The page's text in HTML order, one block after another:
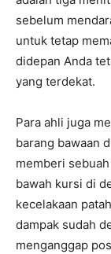
sebelum
untuk tetap
didepan Anda
yang terdekat.
Para ahli juga
barang bawaan
memberi sebuah
bawah kursi di
kecelakaan
dampak sudah
menganggap